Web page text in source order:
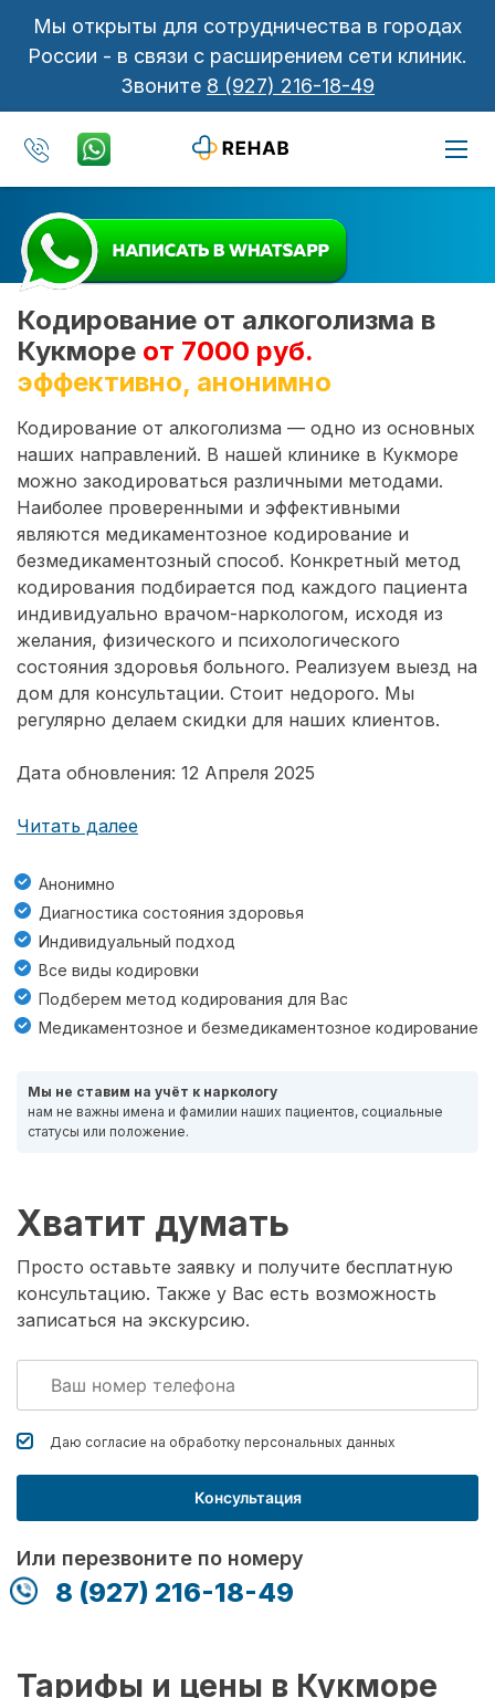
Мы открыты для сотрудничества в городах
России - в связи с расширением сети клиник.
Звоните 8 (927) 216-18-49
Кодирование от алкоголизма в
Кукморе от 7000 руб.
эффективно, анонимно
Кодирование от алкоголизма — одно из основных
наших направлений. В нашей клинике в Кукморе
можно закодироваться различными методами.
Наиболее проверенными и эффективными
являются медикаментозное кодирование и
безмедикаментозный способ. Конкретный метод
кодирования подбирается под каждого пациента
индивидуально врачом-наркологом, исходя из
желания, физического и психологического
состояния здоровья больного. Реализуем выезд на
дом для консультации. Стоит недорого. Мы
регулярно делаем скидки для наших клиентов.
Дата обновления: 12 Апреля 2025
Читать далее
Анонимно
Диагностика состояния здоровья
Индивидуальный подход
Все виды кодировки
Подберем метод кодирования для Вас
Медикаментозное и безмедикаментозное кодирование
Мы не ставим на учёт к наркологу
нам не важны имена и фамилии наших пациентов, социальные
статусы или положение.
Хватит думать
Просто оставьте заявку и получите бесплатную
консультацию. Также у Вас есть возможность
записаться на экскурсию.
Даю согласие на обработку персональных данных
Консультация
Или перезвоните по номеру
8 (927) 216-18-49
Тарифы и цены в Кукморе